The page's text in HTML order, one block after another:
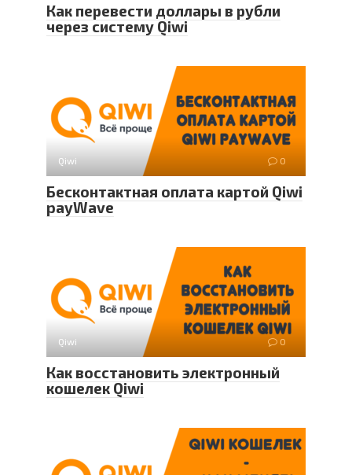
Как перевести доллары в рубли
через систему Qiwi
Qiwi 0
Бесконтактная оплата картой Qiwi
payWave
Qiwi 0
Как восстановить электронный
кошелек Qiwi